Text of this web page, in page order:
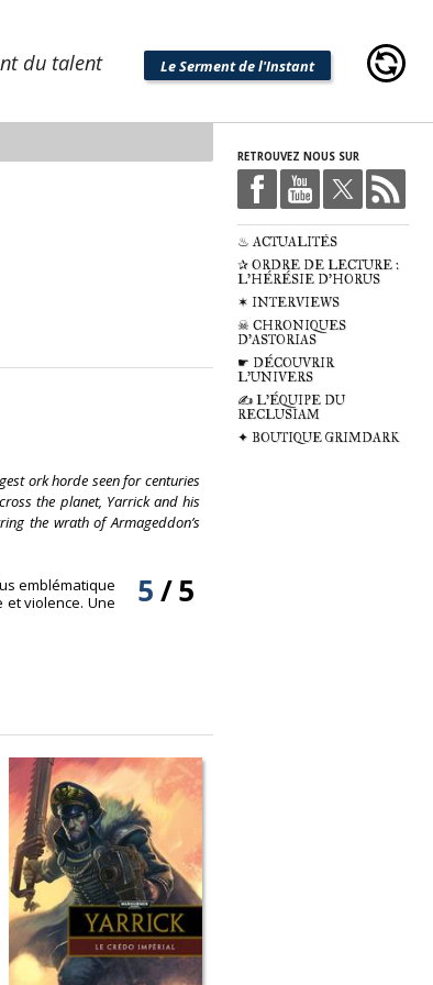
du talent Le Serment de l'Instant
RETROUVEZ NOUS SUR
♨ ACTUALITÉS
✰ ORDRE DE LECTURE :
L'HÉRÉSIE D'HORUS
✶ INTERVIEWS
☠ CHRONIQUES
D'ASTORIAS
☛ DÉCOUVRIR
L'UNIVERS
✍ L'ÉQUIPE DU
RECLUSIAM
✦ BOUTIQUE GRIMDARK
ork horde seen for centuries
the planet, Yarrick and his
the wrath of Armageddon’s
5/5
emblématique
violence. Une